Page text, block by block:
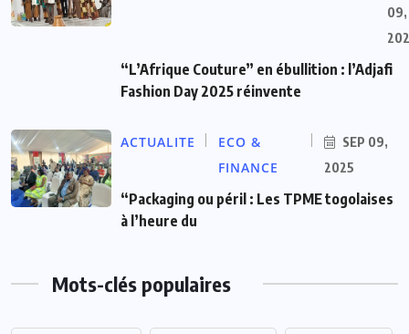
09,
“L’Afrique Couture” en ébullition : l’Adjafi
Fashion Day 2025 réinvente
ACTUALITE
ECO &
FINANCE
SEP 09,
2025
“Packaging ou péril : Les TPME togolaises
à l’heure du
Mots-clés populaires